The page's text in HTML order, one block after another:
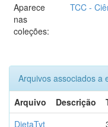
Aparece
nas
coleções:
TCC -
Arquivos associados a
Arquivo
Descrição
DietaTyt